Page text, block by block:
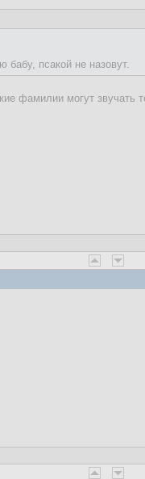
бабу, псакой не назовут.
фамилии могут звучать